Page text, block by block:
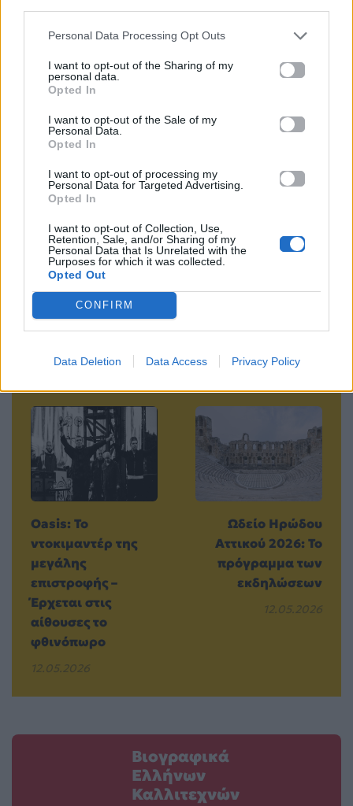
Personal Data Processing Opt Outs
I want to opt-out of the Sharing of my
personal data.
Opted In
I want to opt-out of the Sale of my
Personal Data.
Opted In
I want to opt-out of processing my
Personal Data for Targeted Advertising.
Opted In
I want to opt-out of Collection, Use,
Retention, Sale, and/or Sharing of my
Personal Data that Is Unrelated with the
Purposes for which it was collected.
Opted Out
CONFIRM
Data Deletion Data Access Privacy Policy
γέννηση Κατερίνα Καινούριου
Mad.gr στο Google
Ακολουθήστε το
Mad.gr στο MSN
Μοιράσου αυτό το άρθρο
Oasis: Το
ντοκιμαντέρ της
μεγάλης
επιστροφής –
Έρχεται στις
αίθουσες το
φθινόπωρο
12.05.2026
Ωδείο Ηρώδου
Αττικού 2026: Το
πρόγραμμα των
εκδηλώσεων
12.05.2026
Βιογραφικά
Ελλήνων
Καλλιτεχνών